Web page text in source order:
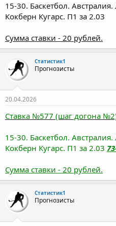
15-30. Баскетбол.
Кокберн Кугарс. П1 за 2.03
Сумма ставки - 20 рублей.
Статистик1
Прогнозисты
20.04.2026
Ставка №577 (шаг догона
15-30. Баскетбол.
Кокберн Кугарс. П1 за 2.03
Сумма ставки - 20 рублей.
Статистик1
Прогнозисты